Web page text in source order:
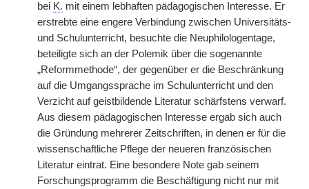
bei K. mit einem lebhaften pädagogischen Interesse. Er
erstrebte eine engere Verbindung zwischen Universitäts-
und Schulunterricht, besuchte die Neuphilologentage,
beteiligte sich an der Polemik über die sogenannte
„Reformmethode“, der gegenüber er die Beschränkung
auf die Umgangssprache im Schulunterricht und den
Verzicht auf geistbildende Literatur schärfstens verwarf.
Aus diesem pädagogischen Interesse ergab sich auch
die Gründung mehrerer Zeitschriften, in denen er für die
wissenschaftliche Pflege der neueren französischen
Literatur eintrat. Eine besondere Note gab seinem
Forschungsprogramm die Beschäftigung nicht nur mit